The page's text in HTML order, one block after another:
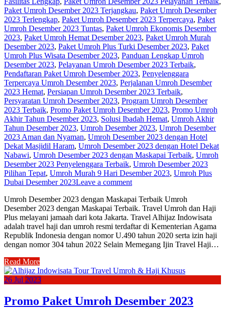
Paket Umroh Desember 2023 Terjangkau, Paket Umroh Desember
2023 Terlengkap, Paket Umroh Desember 2023 Terpercaya, Paket
Umroh Desember 2023 Tuntas, Paket Umroh Ekonomis Desember
2023, Paket Umroh Hemat Desember 2023, Paket Umroh Murah
Desember 2023, Paket Umroh Plus Turki Desember 2023, Paket
Umroh Plus Wisata Desember 2023, Panduan Lengkap Umroh
Desember 2023, Pelayanan Umroh Desember 2023 Terbaik,
Pendaftaran Paket Umroh Desember 2023, Penyelenggara
Terpercaya Umroh Desember 2023, Perjalanan Umroh Desember
2023 Hemat, Persiapan Umroh Desember 2023 Terbaik,
Persyaratan Umroh Desember 2023, Program Umroh Desember
2023 Terbaik, Promo Paket Umroh Desember 2023, Promo Umroh
Akhir Tahun Desember 2023, Solusi Ibadah Hemat, Umroh Akhir
Tahun Desember 2023, Umroh Desember 2023, Umroh Desember
2023 Aman dan Nyaman, Umroh Desember 2023 dengan Hotel
Dekat Masjidil Haram, Umroh Desember 2023 dengan Hotel Dekat
Nabawi, Umroh Desember 2023 dengan Maskapai Terbaik, Umroh
Desember 2023 Penyelenggara Terbaik, Umroh Desember 2023
Pilihan Tepat, Umroh Murah 9 Hari Desember 2023, Umroh Plus
Dubai Desember 2023Leave a comment
Umroh Desember 2023 dengan Maskapai Terbaik Umroh
Desember 2023 dengan Maskapai Terbaik. Travel Umroh dan Haji
Plus melayani jamaah dari kota Jakarta. Travel Alhijaz Indowisata
adalah travel haji dan umroh resmi terdaftar di Kementerian Agama
Republik Indonesia dengan nomor U.490 tahun 2020 serta izin haji
dengan nomor 304 tahun 2022 Selain Memegang Ijin Travel Haji…
Read More
26 Jul 2023
Promo Paket Umroh Desember 2023